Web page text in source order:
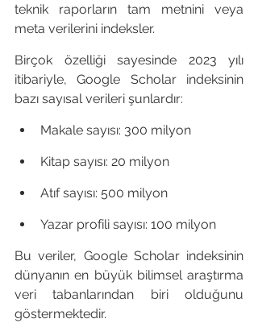
teknik raporların tam metnini veya
meta verilerini indeksler.
Birçok özelliği sayesinde 2023 yılı
itibariyle, Google Scholar indeksinin
bazı sayısal verileri şunlardır:
Makale sayısı: 300 milyon
Kitap sayısı: 20 milyon
Atıf sayısı: 500 milyon
Yazar profili sayısı: 100 milyon
Bu veriler, Google Scholar indeksinin
dünyanın en büyük bilimsel araştırma
veri tabanlarından biri olduğunu
göstermektedir.